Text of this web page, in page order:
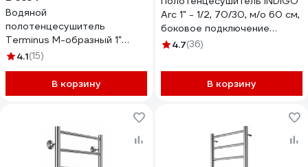
Водяной
полотенцесушитель
Terminus М-образный 1"
500х500 4620768881145
4.1(15)
В корзину
Arc 1" - 1/2, 70/30, м/о 60 см,
боковое подключение
LASW70-30-б/п-60
4.7(36)
В корзину